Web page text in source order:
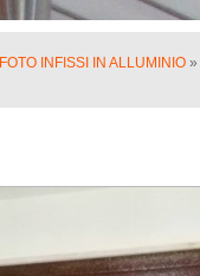
FOTO INFISSI IN ALLUMINIO »